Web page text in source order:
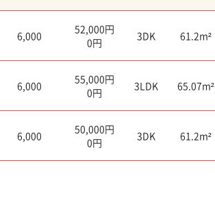
6,000
52,000円
0円
3DK 61.2m²
6,000
55,000円
0円
3LDK 65.07m²
6,000
50,000円
0円
3DK 61.2m²